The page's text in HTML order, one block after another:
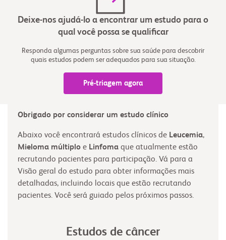
Deixe-nos ajudá-lo a encontrar um estudo para o
qual você possa se qualificar
Responda algumas perguntas sobre sua saúde para descobrir
quais estudos podem ser adequados para sua situação.
Pré-triagem agora
Obrigado por considerar um estudo clínico
Abaixo você encontrará estudos clínicos de Leucemia,
Mieloma múltiplo e Linfoma que atualmente estão
recrutando pacientes para participação. Vá para a
Visão geral do estudo para obter informações mais
detalhadas, incluindo locais que estão recrutando
pacientes. Você será guiado pelos próximos passos.
Estudos de câncer